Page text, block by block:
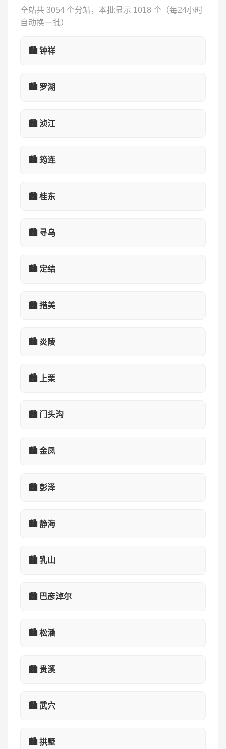
全站共 3054 个分站，本批显示 1018 个（每24小时
自动换一批）
🏙️ 钟祥
🏙️ 罗湖
🏙️ 浈江
🏙️ 筠连
🏙️ 桂东
🏙️ 寻乌
🏙️ 定结
🏙️ 措美
🏙️ 炎陵
🏙️ 上栗
🏙️ 门头沟
🏙️ 金凤
🏙️ 彭泽
🏙️ 静海
🏙️ 乳山
🏙️ 巴彦淖尔
🏙️ 松潘
🏙️ 贵溪
🏙️ 武穴
🏙️ 拱墅